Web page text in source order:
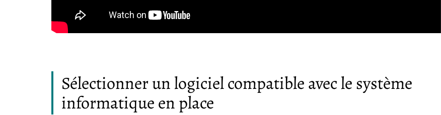
Sélectionner un logiciel compatible avec le système
informatique en place